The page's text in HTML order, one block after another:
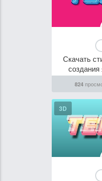
Скачать
создания
824
3D